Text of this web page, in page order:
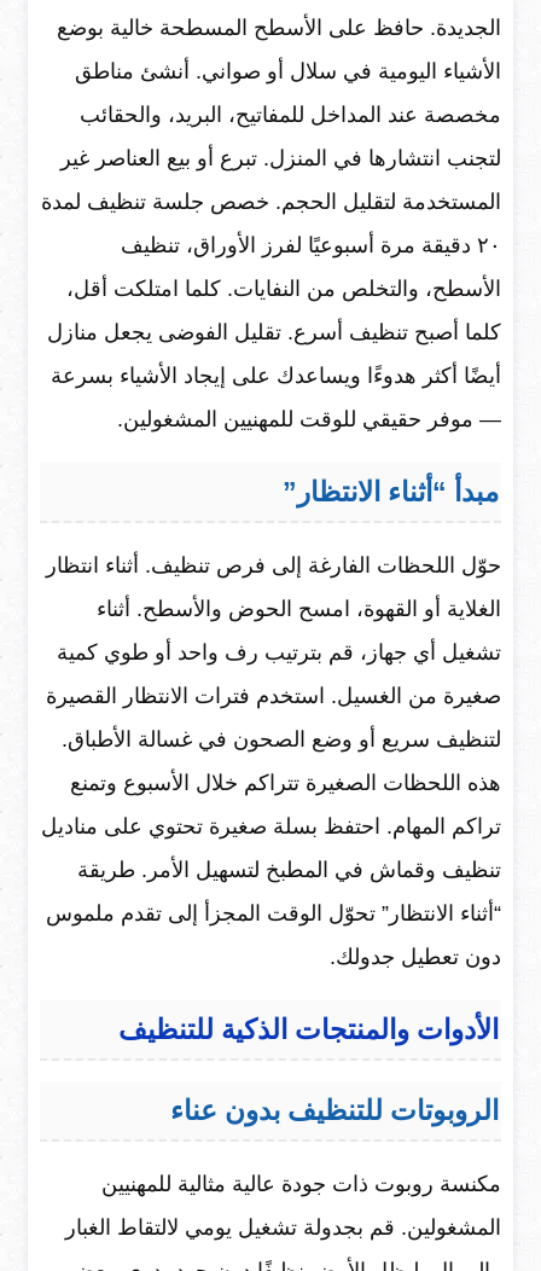
الجديدة. حافظ على الأسطح المسطحة خالية بوضع
الأشياء اليومية في سلال أو صواني. أنشئ مناطق
مخصصة عند المداخل للمفاتيح، البريد، والحقائب
لتجنب انتشارها في المنزل. تبرع أو بيع العناصر غير
المستخدمة لتقليل الحجم. خصص جلسة تنظيف لمدة
٢٠ دقيقة مرة أسبوعيًا لفرز الأوراق، تنظيف
الأسطح، والتخلص من النفايات. كلما امتلكت أقل،
كلما أصبح تنظيف أسرع. تقليل الفوضى يجعل منازل
أيضًا أكثر هدوءًا ويساعدك على إيجاد الأشياء بسرعة
— موفر حقيقي للوقت للمهنيين المشغولين.
مبدأ “أثناء الانتظار”
حوّل اللحظات الفارغة إلى فرص تنظيف. أثناء انتظار
الغلاية أو القهوة، امسح الحوض والأسطح. أثناء
تشغيل أي جهاز، قم بترتيب رف واحد أو طوي كمية
صغيرة من الغسيل. استخدم فترات الانتظار القصيرة
لتنظيف سريع أو وضع الصحون في غسالة الأطباق.
هذه اللحظات الصغيرة تتراكم خلال الأسبوع وتمنع
تراكم المهام. احتفظ بسلة صغيرة تحتوي على مناديل
تنظيف وقماش في المطبخ لتسهيل الأمر. طريقة
“أثناء الانتظار” تحوّل الوقت المجزأ إلى تقدم ملموس
دون تعطيل جدولك.
الأدوات والمنتجات الذكية للتنظيف
الروبوتات للتنظيف بدون عناء
مكنسة روبوت ذات جودة عالية مثالية للمهنيين
المشغولين. قم بجدولة تشغيل يومي لالتقاط الغبار